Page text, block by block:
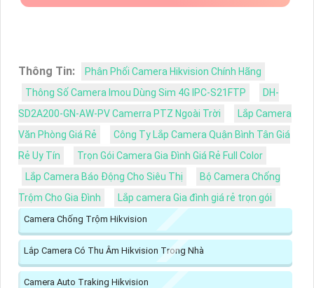
Thông Tin:
Phân Phối Camera Hikvision Chính Hãng
Thông Số Camera Imou Dùng Sim 4G IPC-S21FTP
DH-
SD2A200-GN-AW-PV Camerra PTZ Ngoài Trời
Lắp Camera
Văn Phòng Giá Rẻ
Công Ty Lắp Camera Quận Bình Tân Giá
Rẻ Uy Tín
Trọn Gói Camera Gia Đình Giá Rẻ Full Color
Lắp Camera Báo Động Cho Siêu Thị
Bộ Camera Chống
Trộm Cho Gia Đình
Lắp camera Gia đình giá rẻ trọn gói
Camera Chống Trộm Hikvision
Lắp Camera Có Thu Âm Hikvision Trong Nhà
Camera Auto Traking Hikvision